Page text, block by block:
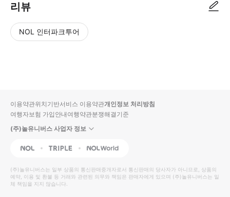
리뷰
NOL 인터파크투어
입니
다.
높
은
순
동
영
상
순
상
이용약관위치기반서비스 이용약관개인정보 처리방침
여행자보험 가입안내여행약관분쟁해결기준
(주)놀유니버스 사업자 정보
NOL Triple Interpark Global
(주)놀유니버스는 일부 상품의 통신판매중개자로서 통신판매의 당사자가 아니므로, 상품의
예약, 이용 및 환불 등 거래와 관련된 의무와 책임은 판매자에게 있으며 (주)놀유니버스는 일
체 책임을 지지 않습니다.